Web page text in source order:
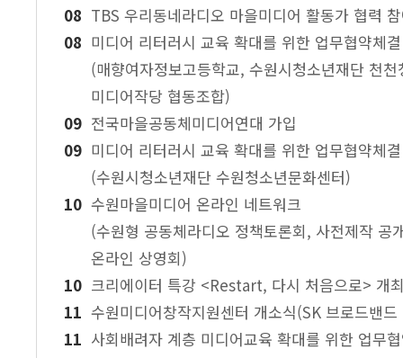
TBS 우리동네라디오 마을미디어 활동가 협력
미디어 리터러시 교육 확대를 위한 업무협약체결
(매향여자정보고등학교, 수원시청소년재단 천
미디어작당 협동조합)
전국마을공동체미디어연대 가입
미디어 리터러시 교육 확대를 위한 업무협약체결
(수원시청소년재단 수원청소년문화센터)
수원마을미디어 온라인 네트워크
(수원형 공동체라디오 정책토론회, 사전제작 공
온라인 상영회)
크리에이터 특강 <Restart, 다시 처음으로> 개
수원미디어창작지원센터 개소식(SK 브로드밴
사회배려자 계층 미디어교육 확대를 위한 업무